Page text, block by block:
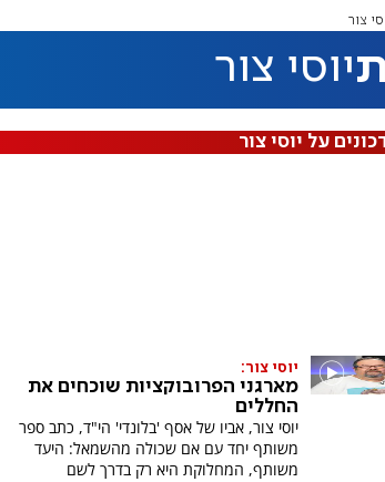
צור
יוסי צור
על יוסי צור
יוסי צור:
מארגני הפרובוקציות שוכחים את
החללים
יוסי צור, אביו של אסף 'בלונדי' הי"ד, כתב ספר
משותף יחד עם אם שכולה מהשמאל: היעד
משותף, המחלוקת היא רק בדרך לשם